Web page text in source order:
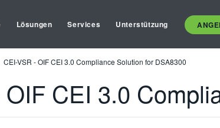
Lösungen Services Unterstützung
CEI-VSR - OIF CEI 3.0 Compliance Solution for DSA8300
CEI 3.0